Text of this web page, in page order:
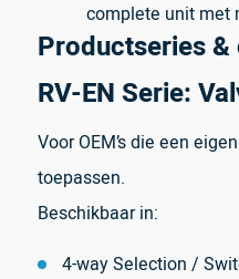
complete unit met
Productseries
RV-EN Serie:
Voor OEM’s die een
toepassen.
Beschikbaar in:
4-way Selection /